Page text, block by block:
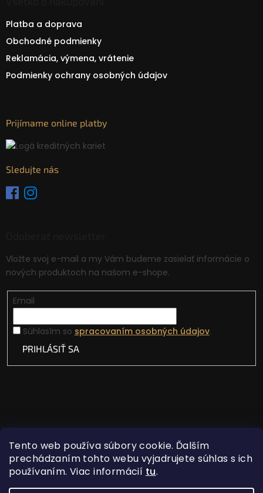
Tento web používa súbory cookie. Ďalším
prechádzaním tohto webu vyjadrujete súhlas s ich
používaním. Viac informácií tu.
Platba a doprava
Obchodné podmienky
Reklamácia, výmena, vrátenie
Podmienky ochrany osobných údajov
Prijímame online platby
Sledujte nás
Vložte svoj e-mail a my Vám budeme zasielať informácie o
nových produktoch na našom e-shope.
Email
Súhlasím so spracovaním osobných údajov.
PRIHLÁSIŤ SA
Vytvoril Shoptet